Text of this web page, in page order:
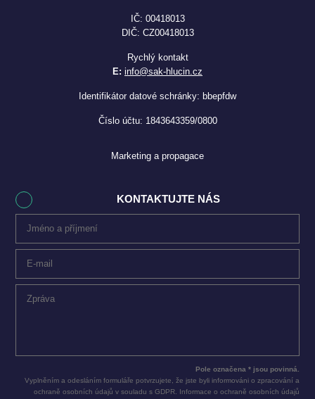
IČ: 00418013
DIČ: CZ00418013
Rychlý kontakt
E: info@sak-hlucin.cz
Identifikátor datové schránky: bbepfdw
Číslo účtu: 1843643359/0800
Marketing a propagace
KONTAKTUJTE NÁS
Pole označena * jsou povinná.
Vyplněním a odesláním formuláře potvrzujete, že jste byli informováni o zpracování a
ochraně osobních údajů v souladu s GDPR. Informace o ochraně osobních údajů